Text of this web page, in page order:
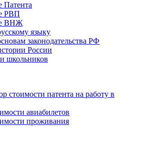
Патента
РВП
ВНЖ
языку
законодательства РФ
России
школьников
стоимости патента на работу в
авиабилетов
проживания